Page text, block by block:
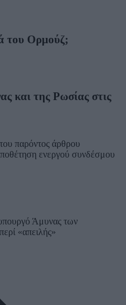
του Ορμούζ;
και της Ρωσίας στις
παρόντος άρθρου
ενεργού συνδέσμου
Άμυνας των
«απειλής»